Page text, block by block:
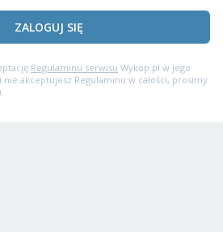
ZALOGUJ SIĘ
Regulaminu serwisu Wykop.pl w jego
akceptujesz Regulaminu w całości, prosimy